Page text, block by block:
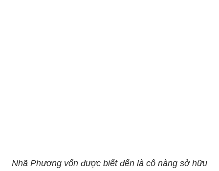
​​​​​​​Nhã Phương vốn được biết đến là cô nàng sở hữu